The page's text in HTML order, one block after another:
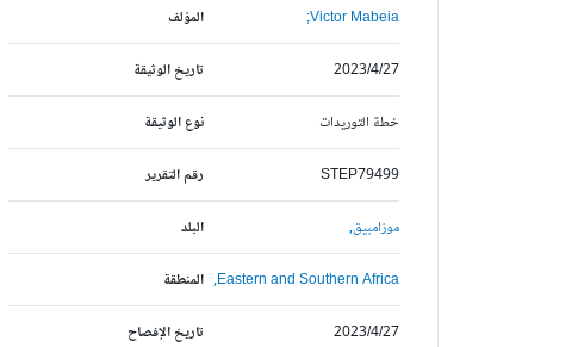
المؤلف Victor Mabeia;
تاريخ الوثيقة 2023/4/27
نوع الوثيقة خطة التوريدات
رقم التقرير STEP79499
البلد موزامبيق,
المنطقة Eastern and Southern Africa,
تاريخ الإفصاح 2023/4/27